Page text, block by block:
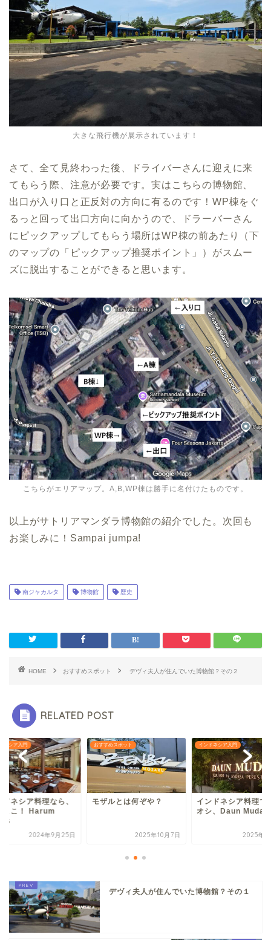
大きな飛行機が展示されています！
さて、全て見終わった後、ドライバーさんに迎えに来
てもらう際、注意が必要です。実はこちらの博物館、
出口が入り口と正反対の方向に有るのです！WP棟をぐ
るっと回って出口方向に向かうので、ドラーバーさん
にピックアップしてもらう場所はWP棟の前あたり（下
のマップの「ピックアップ推奨ポイント」）がスムー
ズに脱出することができると思います。
こちらがエリアマップ。A,B,WP棟は勝手に名付けたものです。
以上がサトリアマンダラ博物館の紹介でした。次回も
お楽しみに！Sampai jumpa!
南ジャカルタ 博物館 歴史
HOME おすすめスポット デヴィ夫人が住んでいた博物館？その２
RELATED POST
ネシア入門
ドネシア料理なら、
ここ！ Harum
2024年9月25日
おすすめスポット
モザルとは何ぞや？
2025年10月7日
インドネシア入門
インドネシア料理で
オシ、Daun Muda
2025年3
デヴィ夫人が住んでいた博物館？その１